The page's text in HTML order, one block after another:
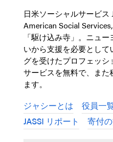
日米ソーシャルサービス
American Social
「駆け込み寺」。ニュ
いから支援を必要とし
グを受けたプロフェッ
サービスを無料で、また
ます。
ジャシーとは
役員一
JASSI リポート
寄付